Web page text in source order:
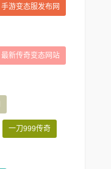
手游变态服发布网
最新传奇变态网站
一刀999传奇